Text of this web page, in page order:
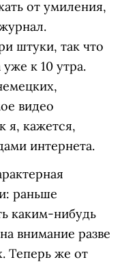
от умиления,
штуки, так что
к 10 утра.
видео
я, кажется,
интернета.
раньше
каким-нибудь
внимание разве
Теперь же от